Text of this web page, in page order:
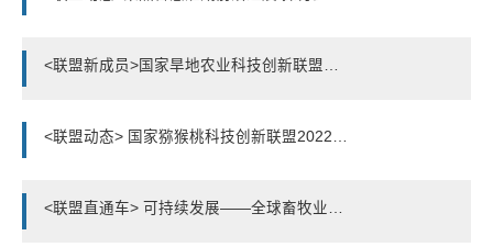
<联盟直通车> 可持续发展——全球畜牧业碳减排的挑战